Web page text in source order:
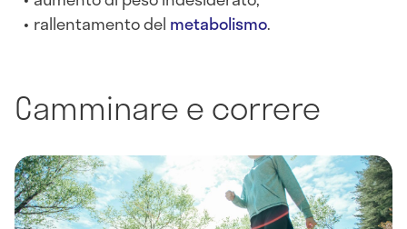
rallentamento del metabolismo.
Camminare e correre